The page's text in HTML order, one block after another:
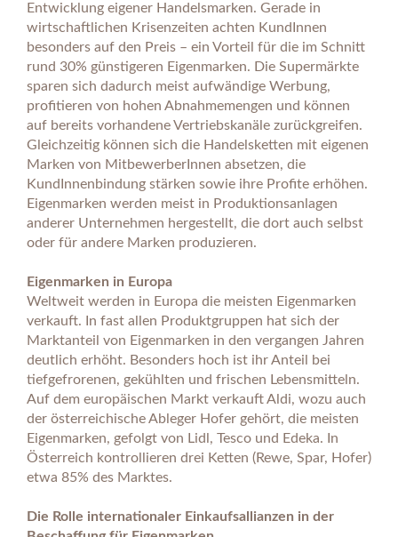
Entwicklung eigener Handelsmarken. Gerade in
wirtschaftlichen Krisenzeiten achten KundInnen
besonders auf den Preis – ein Vorteil für die im Schnitt
rund 30% günstigeren Eigenmarken. Die Supermärkte
sparen sich dadurch meist aufwändige Werbung,
profitieren von hohen Abnahmemengen und können
auf bereits vorhandene Vertriebskanäle zurückgreifen.
Gleichzeitig können sich die Handelsketten mit eigenen
Marken von MitbewerberInnen absetzen, die
KundInnenbindung stärken sowie ihre Profite erhöhen.
Eigenmarken werden meist in Produktionsanlagen
anderer Unternehmen hergestellt, die dort auch selbst
oder für andere Marken produzieren.
Eigenmarken in Europa
Weltweit werden in Europa die meisten Eigenmarken
verkauft. In fast allen Produktgruppen hat sich der
Marktanteil von Eigenmarken in den vergangen Jahren
deutlich erhöht. Besonders hoch ist ihr Anteil bei
tiefgefrorenen, gekühlten und frischen Lebensmitteln.
Auf dem europäischen Markt verkauft Aldi, wozu auch
der österreichische Ableger Hofer gehört, die meisten
Eigenmarken, gefolgt von Lidl, Tesco und Edeka. In
Österreich kontrollieren drei Ketten (Rewe, Spar, Hofer)
etwa 85% des Marktes.
Die Rolle internationaler Einkaufsallianzen in der